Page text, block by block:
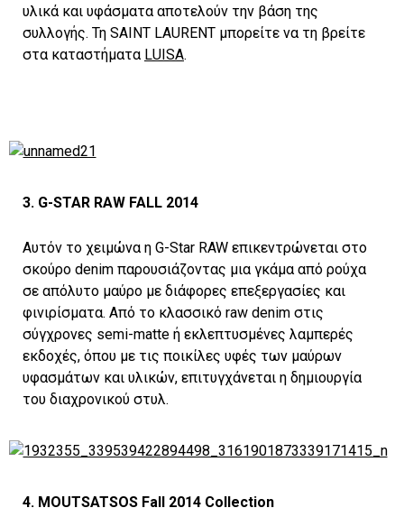
υλικά και υφάσματα αποτελούν την βάση της
συλλογής. Τη SAINT LAURENT μπορείτε να τη βρείτε
στα καταστήματα LUISA.
3. G-STAR RAW FALL 2014
Αυτόν το χειμώνα η G-Star RAW επικεντρώνεται στο
σκούρο denim παρουσιάζοντας μια γκάμα από ρούχα
σε απόλυτο μαύρο με διάφορες επεξεργασίες και
φινιρίσματα. Από το κλασσικό raw denim στις
σύγχρονες semi-matte ή εκλεπτυσμένες λαμπερές
εκδοχές, όπου με τις ποικίλες υφές των μαύρων
υφασμάτων και υλικών, επιτυγχάνεται η δημιουργία
του διαχρονικού στυλ.
4. MOUTSATSOS Fall 2014 Collection